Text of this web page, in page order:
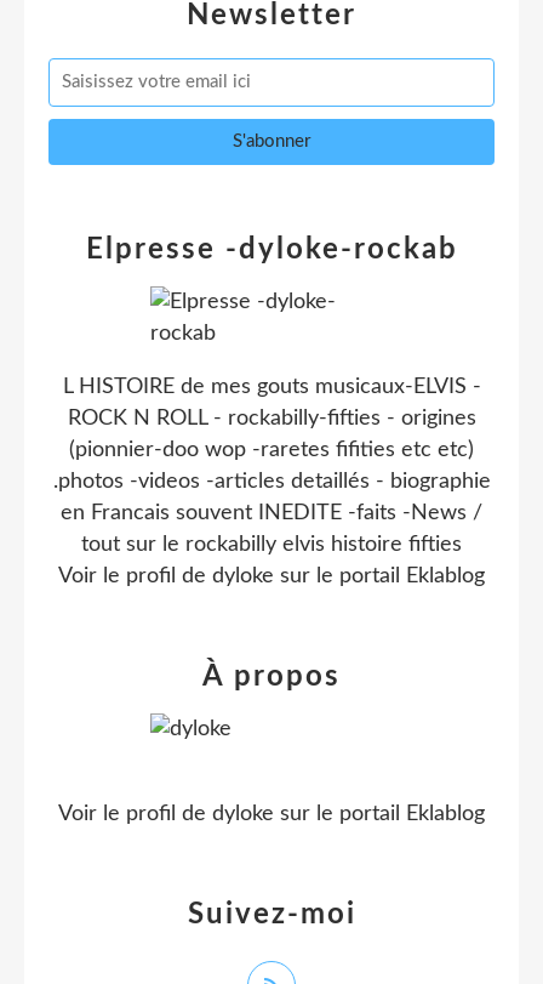
Newsletter
Elpresse -dyloke-rockab
L HISTOIRE de mes gouts musicaux-ELVIS -
ROCK N ROLL - rockabilly-fifties - origines
(pionnier-doo wop -raretes fifities etc etc)
.photos -videos -articles detaillés - biographie
en Francais souvent INEDITE -faits -News /
tout sur le rockabilly elvis histoire fifties
Voir le profil de dyloke sur le portail Eklablog
Suivez-moi
À propos
Voir le profil de dyloke sur le portail Eklablog